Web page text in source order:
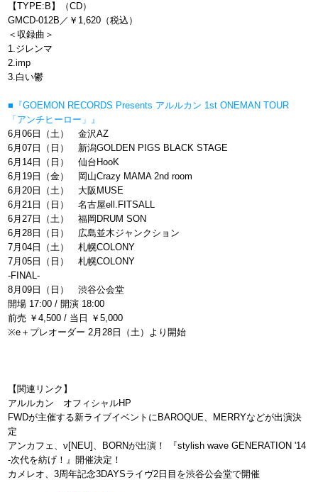
【TYPE:B】（CD）
GMCD-012B／￥1,620（税込）
＜収録曲＞
1.ジレンマ
2.imp
3.白い鬱
■『GOEMON RECORDS Presents アルルカン 1st ONEMAN TOUR
「アンチヒーロー」』
6月06日（土） 金沢AZ
6月07日（日） 新潟GOLDEN PIGS BLACK STAGE
6月14日（日） 仙台HooK
6月19日（金） 岡山Crazy MAMA 2nd room
6月20日（土） 大阪MUSE
6月21日（日） 名古屋ell.FITSALL
6月27日（土） 福岡DRUM SON
6月28日（日） 広島並木ジャンクション
7月04日（土） 札幌COLONY
7月05日（日） 札幌COLONY
-FINAL-
8月09日（日） 渋谷公会堂
開場 17:00 / 開演 18:00
前売 ￥4,500 / 当日 ￥5,000
※e＋プレオーダー 2月28日（土）より開始
【関連リンク】
アルルカン オフィシャルHP
FWDが主催する新ライブイベントにBAROQUE、MERRYなどが出演決
定
アンカフェ、ν[NEU]、BORNが出演！ 『stylish wave GENERATION '14
-次代を紡げ！』開催決定！
カメレオ、3周年記念3DAYSライヴ2日目を渋谷公会堂で開催